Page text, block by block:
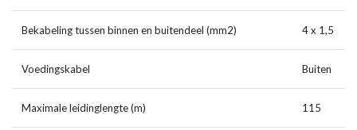
Bekabeling tussen binnen en buitendeel (mm2) 4 x 1,5
Voedingskabel Buiten
Maximale leidinglengte (m) 115